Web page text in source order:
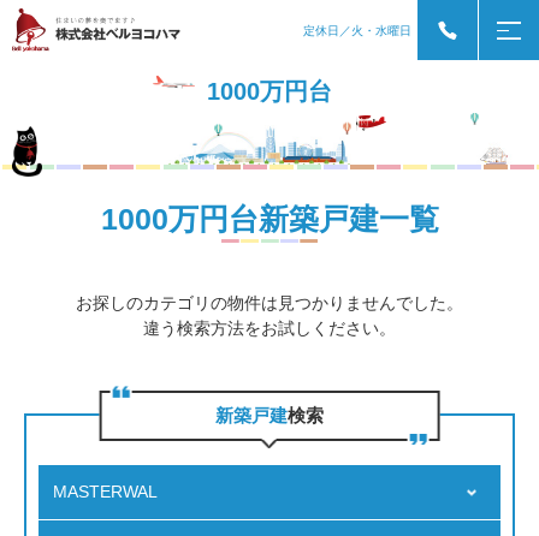
定休日／火・水曜日
1000万円台
1000万円台新築戸建一覧
お探しのカテゴリの物件は見つかりませんでした。
違う検索方法をお試しください。
新築戸建検索
MASTERWAL